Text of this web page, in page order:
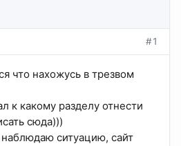
#1
что нахожусь в трезвом
к какому разделу отнести
сюда)))
ситуацию, сайт